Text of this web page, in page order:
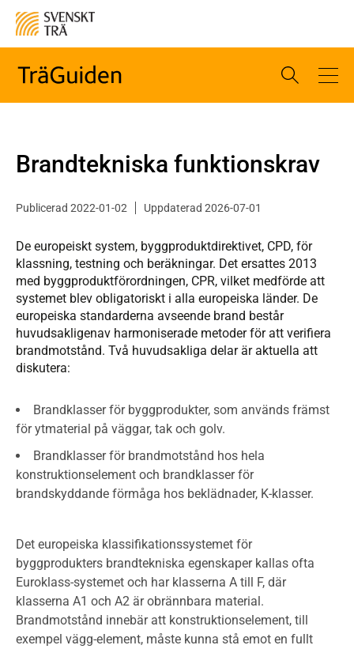
Brandtekniska funktionskrav
Publicerad 2022-01-02 Uppdaterad 2026-07-01
De europeiskt system, byggproduktdirektivet, CPD, för
klassning, testning och beräkningar. Det ersattes 2013
med byggproduktförordningen, CPR, vilket medförde att
systemet blev obligatoriskt i alla europeiska länder. De
europeiska standarderna avseende brand består
huvudsakligenav harmoniserade metoder för att verifiera
brandmotstånd. Två huvudsakliga delar är aktuella att
diskutera:
Brandklasser för byggprodukter, som används främst
för ytmaterial på väggar, tak och golv.
Brandklasser för brandmotstånd hos hela
konstruktionselement och brandklasser för
brandskyddande förmåga hos beklädnader, K-klasser.
Det europeiska klassifikationssystemet för
byggprodukters brandtekniska egenskaper kallas ofta
Euroklass-systemet och har klasserna A till F, där
klasserna A1 och A2 är obrännbara material.
Brandmotstånd innebär att konstruktionselement, till
exempel vägg-element, måste kunna stå emot en fullt